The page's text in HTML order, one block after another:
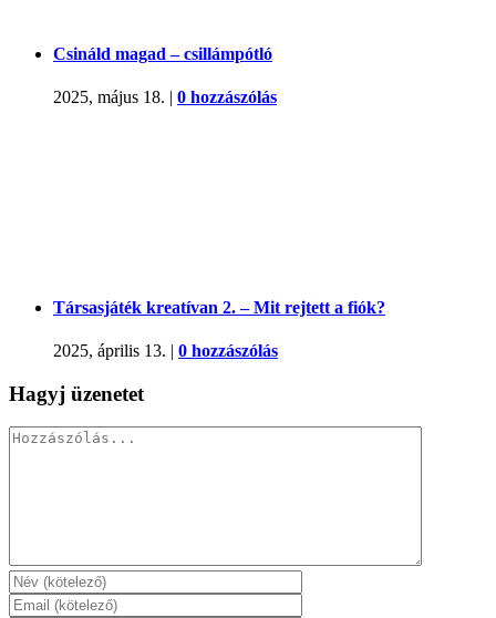
Csináld magad – csillámpótló
2025, május 18. | 0 hozzászólás
Társasjáték kreatívan 2. – Mit rejtett a fiók?
2025, április 13. | 0 hozzászólás
Hagyj üzenetet
Hozzászólás